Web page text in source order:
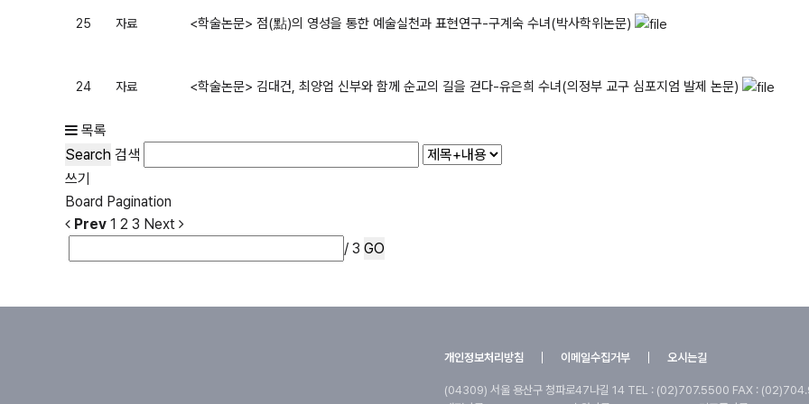
25 자료 <학술논문> 점(點)의 영성을 통한 예술실천과 표현연구-구계숙 수녀(박사학위논문)
24 자료 <학술논문> 김대건, 최양업 신부와 함께 순교의 길을 걷다-유은희 수녀(의정부 교구 심포지엄 발제 논문)
목록
Search 검색
쓰기
Board Pagination
Prev 1 2 3 Next
/ 3 GO
개인정보처리방침 이메일수집거부 오시는길
(04309) 서울 용산구 청파로47나길 14 TEL : (02)707.5500 FAX :